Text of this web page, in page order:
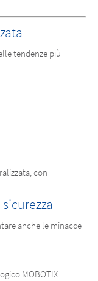
tendenze più
con
anche le minacce
MOBOTIX.